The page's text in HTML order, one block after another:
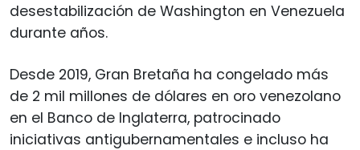
desestabilización de Washington en Venezuela
durante años.
Desde 2019, Gran Bretaña ha congelado más
de 2 mil millones de dólares en oro venezolano
en el Banco de Inglaterra, patrocinado
iniciativas antigubernamentales e incluso ha